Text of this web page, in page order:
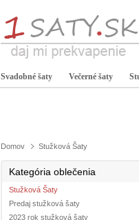
Svadobné šaty Večerné šaty
Domov Stužková Šaty
Kategória oblečenia
Stužková Šaty
Predaj stužková šaty
2023 rok stužková šaty